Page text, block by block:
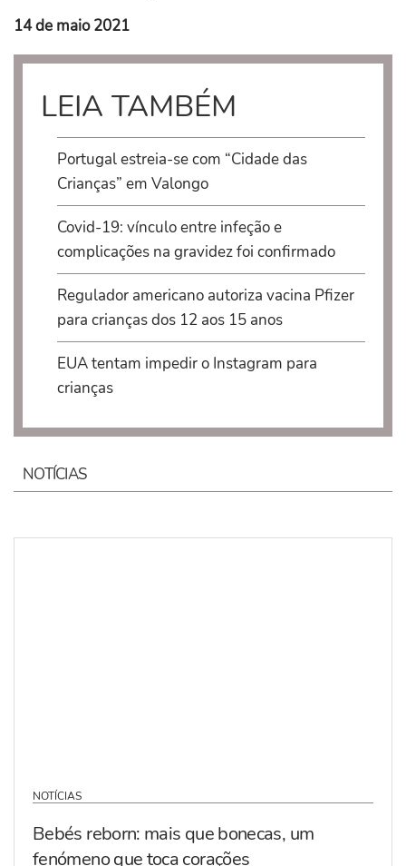
14 de maio 2021
LEIA TAMBÉM
Portugal estreia-se com “Cidade das
Crianças” em Valongo
Covid-19: vínculo entre infeção e
complicações na gravidez foi confirmado
Regulador americano autoriza vacina Pfizer
para crianças dos 12 aos 15 anos
EUA tentam impedir o Instagram para
crianças
NOTÍCIAS
NOTÍCIAS
Bebés reborn: mais que bonecas, um
fenómeno que toca corações